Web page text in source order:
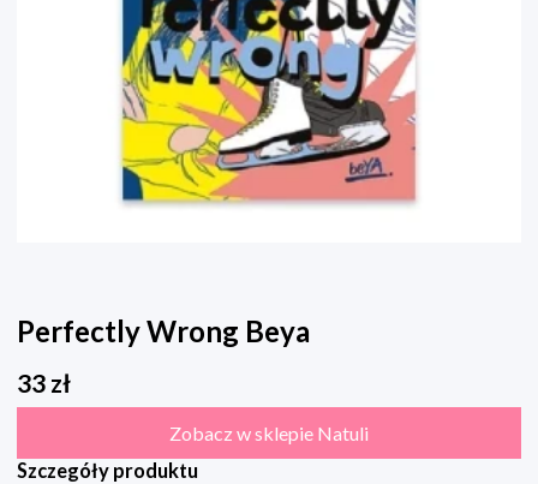
Perfectly Wrong Beya
33 zł
Zobacz w sklepie Natuli
Szczegóły produktu